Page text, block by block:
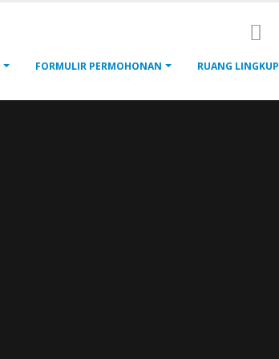
FORMULIR PERMOHONAN RUANG LINGKUP